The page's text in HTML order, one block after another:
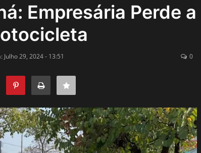
Empresária Perde a
Julho 29, 2024 - 13:51 0